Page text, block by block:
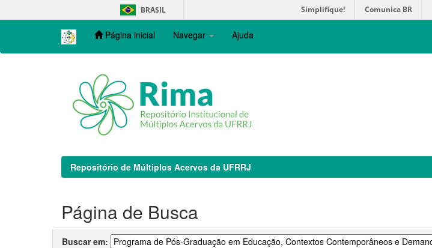
navigation
BRASIL Simplifique! Comunica BR
Página inicial Navegar Ajuda
Repositório de Múltiplos Acervos da UFRRJ
Página de Busca
Buscar em: